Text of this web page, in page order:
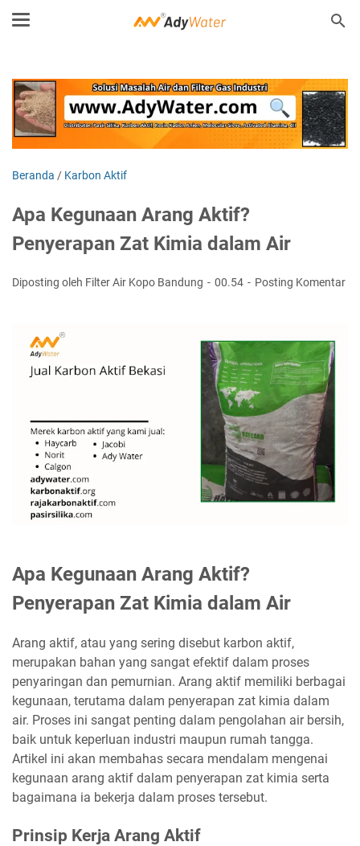
Beranda / Karbon Aktif
Apa Kegunaan Arang Aktif?
Penyerapan Zat Kimia dalam Air
Diposting oleh Filter Air Kopo Bandung 00.54 Posting Komentar
Apa Kegunaan Arang Aktif?
Penyerapan Zat Kimia dalam Air
Arang aktif, atau yang sering disebut karbon aktif,
merupakan bahan yang sangat efektif dalam proses
penyaringan dan pemurnian. Arang aktif memiliki berbagai
kegunaan, terutama dalam penyerapan zat kimia dalam
air. Proses ini sangat penting dalam pengolahan air bersih,
baik untuk keperluan industri maupun rumah tangga.
Artikel ini akan membahas secara mendalam mengenai
kegunaan arang aktif dalam penyerapan zat kimia serta
bagaimana ia bekerja dalam proses tersebut.
Prinsip Kerja Arang Aktif